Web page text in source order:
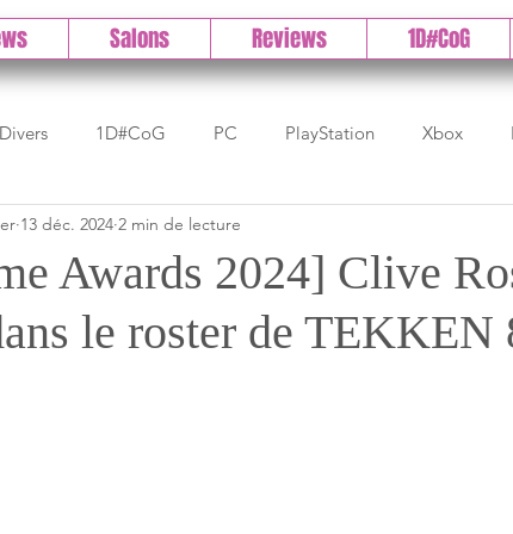
Salons Reviews 1D#CoG
Divers 1D#CoG PC PlayStation Xbox
Test indé DLC
Early Access Test 1DCoG Test Xbox Test
Awards 2024] Clive
le roster de TEKKEN
13 déc. 2024 2 min de lecture